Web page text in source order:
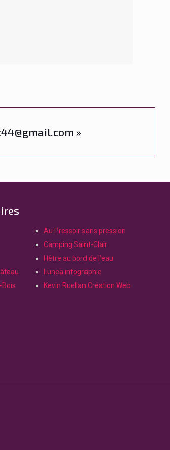
»
Au Pressoir sans pression
Camping Saint-Clair
Hêtre au bord de l’eau
Lunea infographie
Kevin Ruellan Création Web